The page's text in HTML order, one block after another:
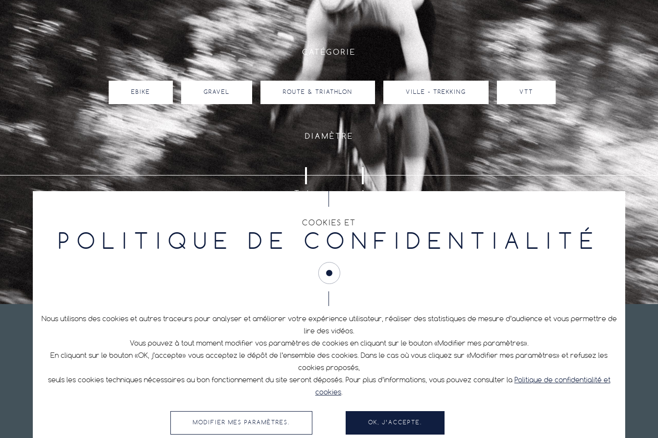
CATÉGORIE
EBIKE GRAVEL ROUTE & TRIATHLON VILLE - TREKKING VTT
DIAMÈTRE
Toutes 1
Hutchinson est un des premiers fabricants de pneus vélo au
monde : pneus tubeless, pneus ebike, pneus route, pneus VTT,
PRESSION RECOMMANDÉE
FAQ
CONTACT
SERVICE CONSOMMATEUR
TERMES & CONDITIONS
GÉNÉRALES D’UTILISATION
ET COOKIES
HUTCHINSON.COM
Préférences de cookie
COOKIES ET
POLITIQUE DE CONFIDENTIALITÉ
Nous utilisons des cookies et autres traceurs pour analyser et améliorer votre expérience utilisateur, réaliser des statistiques de mesure d’audience et vous permettre de
lire des vidéos.
Vous pouvez à tout moment modifier vos paramètres de cookies en cliquant sur le bouton «Modifier mes paramètres».
En cliquant sur le bouton «OK, j’accepte» vous acceptez le dépôt de l’ensemble des cookies. Dans le cas où vous cliquez sur «Modifier mes paramètres» et refusez les
cookies proposés,
seuls les cookies techniques nécessaires au bon fonctionnement du site seront déposés. Pour plus d’informations, vous pouvez consulter la Politique de confidentialité et
cookies.
MODIFIER MES PARAMÈTRES. OK, J’ACCEPTE.